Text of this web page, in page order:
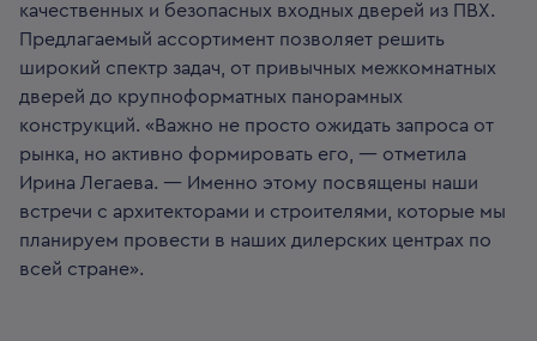
качественных и безопасных входных дверей из ПВХ.
Предлагаемый ассортимент позволяет решить
широкий спектр задач, от привычных межкомнатных
дверей до крупноформатных панорамных
конструкций. «Важно не просто ожидать запроса от
рынка, но активно формировать его, — отметила
Ирина Легаева. — Именно этому посвящены наши
встречи с архитекторами и строителями, которые мы
планируем провести в наших дилерских центрах по
всей стране».